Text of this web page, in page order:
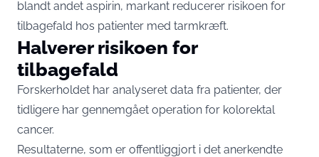
blandt andet aspirin, markant reducerer risikoen for
tilbagefald hos patienter med tarmkræft.
Halverer risikoen for
tilbagefald
Forskerholdet har analyseret data fra patienter, der
tidligere har gennemgået operation for kolorektal
cancer.
Resultaterne, som er offentliggjort i det anerkendte